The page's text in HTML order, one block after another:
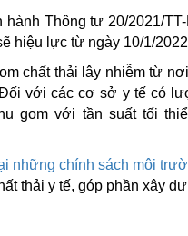
hành Thông tư 20/2021/
hiệu lực từ ngày 10/1/
chất thải lây nhiễm từ
với các cơ sở y tế có
gom với tần suất tối
thải y tế, góp phần xây